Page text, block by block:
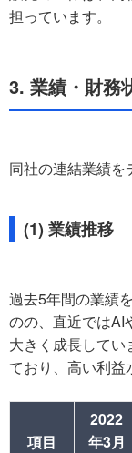
担っています。
3. 業績・財務
同社の連結業績を
(1) 業績推移
過去5年間の業績
のの、直近ではAI
大きく成長してい
ており、高い利益
項目
2022
年3月